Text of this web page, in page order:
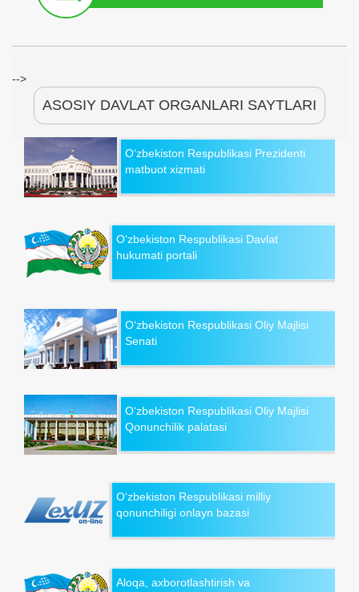
-->
ASOSIY DAVLAT ORGANLARI SAYTLARI
O‘zbekiston Respublikasi Prezidenti
matbuot xizmati
O‘zbekiston Respublikasi Davlat
hukumati portali
O‘zbekiston Respublikasi Oliy Majlisi
Senati
O‘zbekiston Respublikasi Oliy Majlisi
Qonunchilik palatasi
O‘zbekiston Respublikasi milliy
qonunchiligi onlayn bazasi
Aloqa, axborotlashtirish va